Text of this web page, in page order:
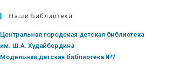
Наши Библиотеки
Центральная городская детская библиотека
им. Ш.А. Худайбердина
Модельная детская библиотека №7